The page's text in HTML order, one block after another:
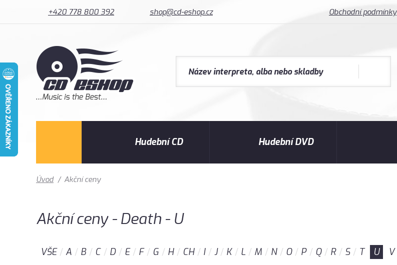
+420 778 800 392 shop@cd-eshop.cz Obchodní podmínky
Hudební CD Hudební DVD
Úvod / Akční ceny
Akční ceny - Death - U
VŠE A B C D E F G H CH I J K L M N O P Q R S T U V